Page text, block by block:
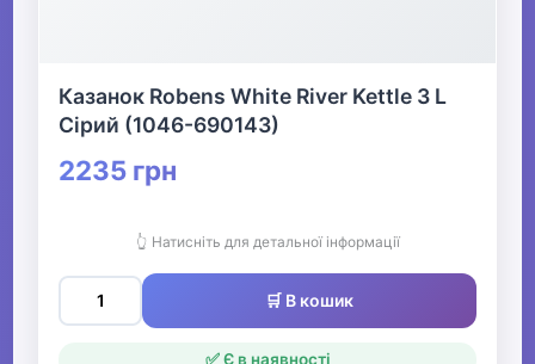
Казанок Robens White River Kettle 3 L
Сірий (1046-690143)
2235 грн
👆 Натисніть для детальної інформації
🛒 В кошик
✅ Є в наявності